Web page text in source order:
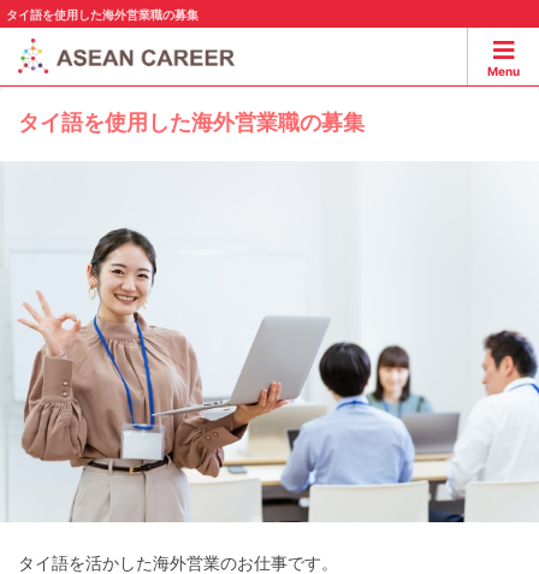
タイ語を使用した海外営業職の募集
Menu
タイ語を使用した海外営業職の募集
タイ語を活かした海外営業のお仕事です。